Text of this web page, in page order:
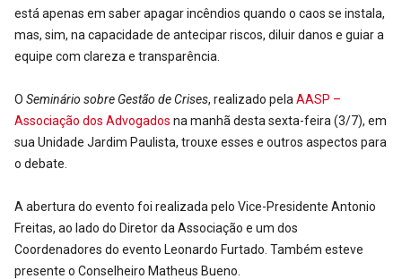
está apenas em saber apagar incêndios quando o caos se instala,
mas, sim, na capacidade de antecipar riscos, diluir danos e guiar a
equipe com clareza e transparência.
O Seminário sobre Gestão de Crises, realizado pela AASP –
Associação dos Advogados na manhã desta sexta-feira (3/7), em
sua Unidade Jardim Paulista, trouxe esses e outros aspectos para
o debate.
A abertura do evento foi realizada pelo Vice-Presidente Antonio
Freitas, ao lado do Diretor da Associação e um dos
Coordenadores do evento Leonardo Furtado. Também esteve
presente o Conselheiro Matheus Bueno.